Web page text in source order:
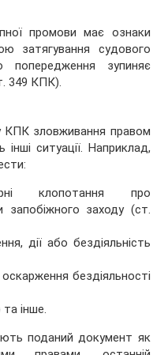
промови має ознаки
затягування судового
попередження зупиняє
349 КПК).
КПК зловживання правом
ситуації. Наприклад,
клопотання про
запобіжного заходу (ст.
дії або бездіяльність
бездіяльності
інше.
поданий документ як